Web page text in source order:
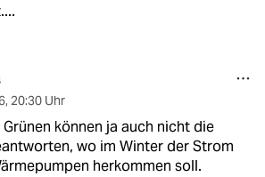
, 20:30 Uhr
Grünen können ja auch nicht die
wo im Winter der Strom
herkommen soll.